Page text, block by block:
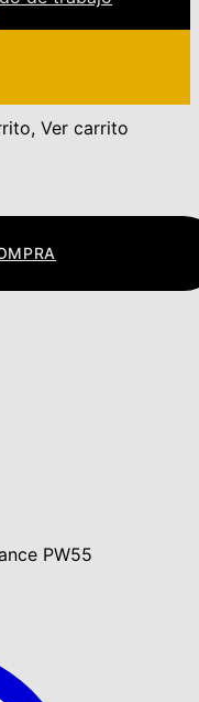
Ver carrito
PW55